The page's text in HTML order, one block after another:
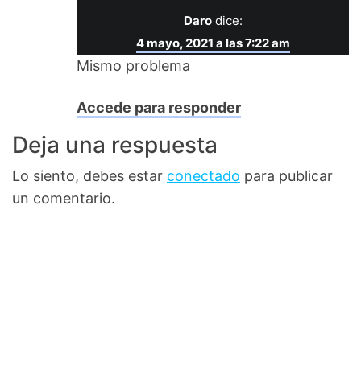
Daro dice:
4 mayo, 2021 a las 7:22 am
Mismo problema
Accede para responder
Deja una respuesta
Lo siento, debes estar conectado para publicar
un comentario.